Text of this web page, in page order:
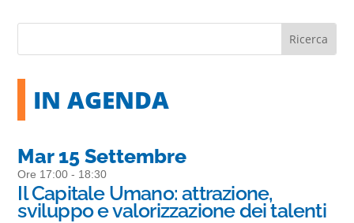
IN AGENDA
Mar 15 Settembre
Ore 17:00 - 18:30
Il Capitale Umano: attrazione,
sviluppo e valorizzazione dei talenti